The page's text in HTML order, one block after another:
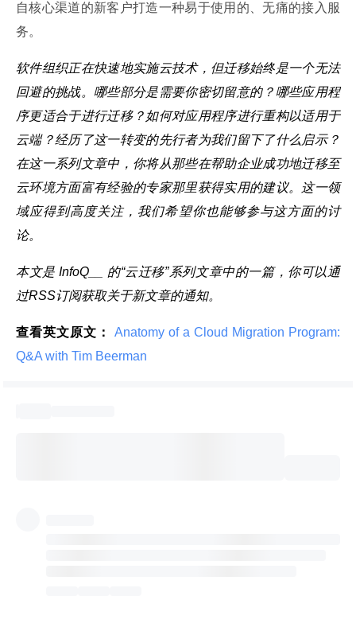
自核心渠道的新客户打造一种易于使用的、无痛的接入服
务。
软件组织正在快速地实施云技术，但迁移始终是一个无法
回避的挑战。哪些部分是需要你密切留意的？哪些应用程
序更适合于进行迁移？如何对应用程序进行重构以适用于
云端？经历了这一转变的先行者为我们留下了什么启示？
在这一系列文章中，你将从那些在帮助企业成功地迁移至
云环境方面富有经验的专家那里获得实用的建议。这一领
域应得到高度关注，我们希望你也能够参与这方面的讨
论。
本文是 InfoQ__ 的“云迁移”系列文章中的一篇，你可以通
过RSS订阅获取关于新文章的通知。
查看英文原文：
Anatomy of a Cloud Migration Program:
Q&A with Tim Beerman